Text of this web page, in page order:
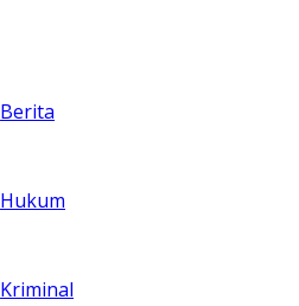
Berita
Hukum
Kriminal